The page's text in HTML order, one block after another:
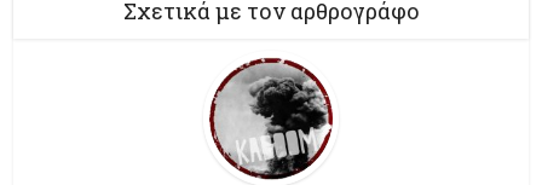
Σχετικά με τον αρθρογράφο